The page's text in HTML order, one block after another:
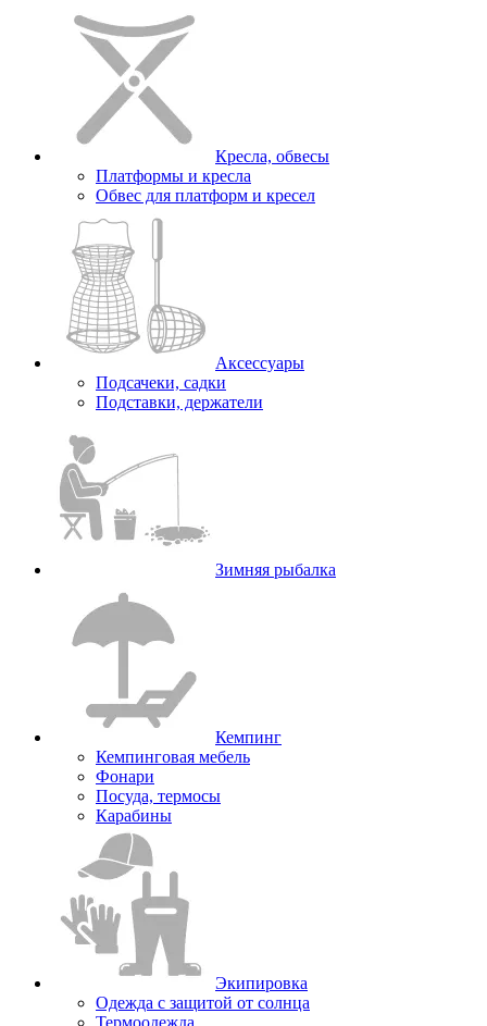
Кресла, обвесы
Платформы и кресла
Обвес для платформ и кресел
Аксессуары
Подсачеки, садки
Подставки, держатели
Зимняя рыбалка
Кемпинг
Кемпинговая мебель
Фонари
Посуда, термосы
Карабины
Экипировка
Одежда с защитой от солнца
Термоодежда